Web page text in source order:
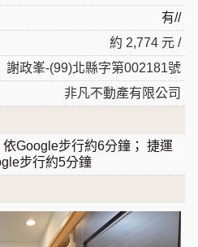
有//
約 2,774 元 /
謝政峯-(99)北縣字第002181號
非凡不動產有限公司
Google步行約6分鐘； 捷運
步行約5分鐘